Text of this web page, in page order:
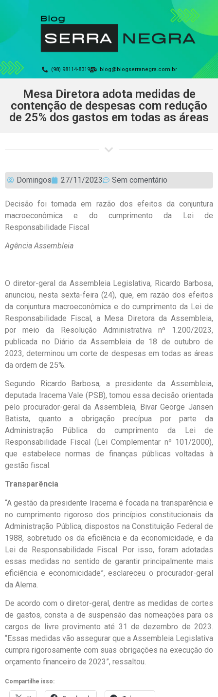
(98) 98114-8319 blog@blogserranegra.com.br
Mesa Diretora adota medidas de
contenção de despesas com redução
de 25% dos gastos em todas as áreas
Domingos 27/11/2023 Sem comentário
Decisão foi tomada em razão dos efeitos da conjuntura
macroeconômica e do cumprimento da Lei de
Responsabilidade Fiscal
Agência Assembleia
O diretor-geral da Assembleia Legislativa, Ricardo Barbosa,
anunciou, nesta sexta-feira (24), que, em razão dos efeitos
da conjuntura macroeconômica e do cumprimento da Lei de
Responsabilidade Fiscal, a Mesa Diretora da Assembleia,
por meio da Resolução Administrativa nº 1.200/2023,
publicada no Diário da Assembleia de 18 de outubro de
2023, determinou um corte de despesas em todas as áreas
da ordem de 25%.
Segundo Ricardo Barbosa, a presidente da Assembleia,
deputada Iracema Vale (PSB), tomou essa decisão orientada
pelo procurador-geral da Assembleia, Bivar George Jansen
Batista, quanto a obrigação precípua por parte da
Administração Pública do cumprimento da Lei de
Responsabilidade Fiscal (Lei Complementar nº 101/2000),
que estabelece normas de finanças públicas voltadas à
gestão fiscal.
Transparência
“A gestão da presidente Iracema é focada na transparência e
no cumprimento rigoroso dos princípios constitucionais da
Administração Pública, dispostos na Constituição Federal de
1988, sobretudo os da eficiência e da economicidade, e da
Lei de Responsabilidade Fiscal. Por isso, foram adotadas
essas medidas no sentido de garantir principalmente mais
eficiência e economicidade”, esclareceu o procurador-geral
da Alema.
De acordo com o diretor-geral, dentre as medidas de cortes
de gastos, consta a de suspensão das nomeações para os
cargos de livre provimento até 31 de dezembro de 2023.
“Essas medidas vão assegurar que a Assembleia Legislativa
cumpra rigorosamente com suas obrigações na execução do
orçamento financeiro de 2023”, ressaltou.
Compartilhe isso: